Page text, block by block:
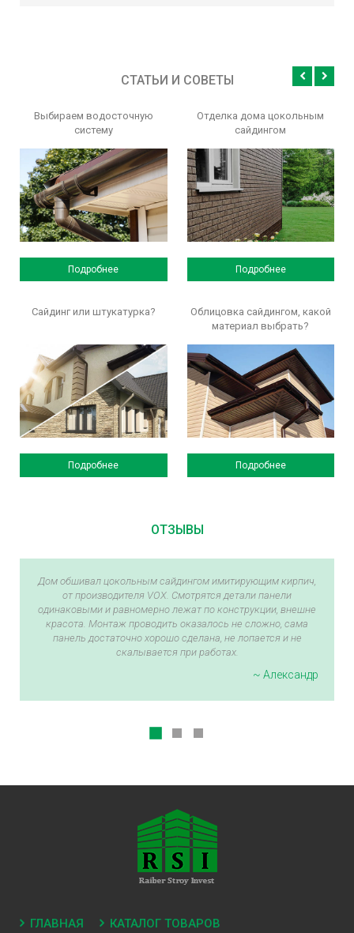
СТАТЬИ И СОВЕТЫ
Выбираем водосточную
систему
Подробнее
Отделка дома цокольным
сайдингом
Подробнее
Сайдинг или штукатурка?
Подробнее
Облицовка сайдингом, какой
материал выбрать?
Подробнее
ОТЗЫВЫ
Дом обшивал цокольным сайдингом имитирующим кирпич,
от производителя VOX. Смотрятся детали панели
одинаковыми и равномерно лежат по конструкции, внешне
красота. Монтаж проводить оказалось не сложно, сама
панель достаточно хорошо сделана, не лопается и не
скалывается при работах.
~ Александр
ГЛАВНАЯ КАТАЛОГ ТОВАРОВ